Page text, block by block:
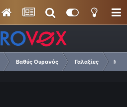
Βαθύς Ουρανός Γαλαξίες M101